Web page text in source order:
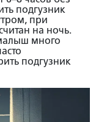
подгузник
при
на ночь.
много
подгузник